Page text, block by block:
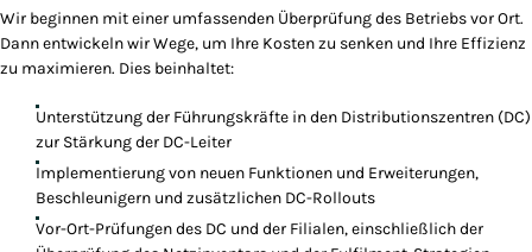
Wir beginnen mit einer umfassenden Überprüfung des Betriebs vor Ort.
Dann entwickeln wir Wege, um Ihre Kosten zu senken und Ihre Effizienz
zu maximieren. Dies beinhaltet:
Unterstützung der Führungskräfte in den Distributionszentren (DC)
zur Stärkung der DC-Leiter
Implementierung von neuen Funktionen und Erweiterungen,
Beschleunigern und zusätzlichen DC-Rollouts
Vor-Ort-Prüfungen des DC und der Filialen, einschließlich der